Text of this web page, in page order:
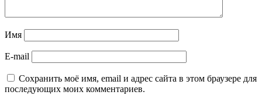
Имя
E-mail
Сохранить моё имя, email и адрес сайта в этом браузере для
последующих моих комментариев.